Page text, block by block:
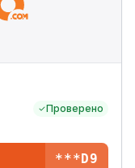
Проверено
***D9